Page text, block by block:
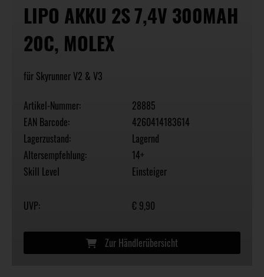
LIPO AKKU 2S 7,4V 300MAH
20C, MOLEX
für Skyrunner V2 & V3
Artikel-Nummer:
28885
EAN Barcode:
4260414183614
Lagerzustand:
Lagernd
Altersempfehlung:
14+
Skill Level
Einsteiger
UVP: € 9,90
Zur Händlerübersicht